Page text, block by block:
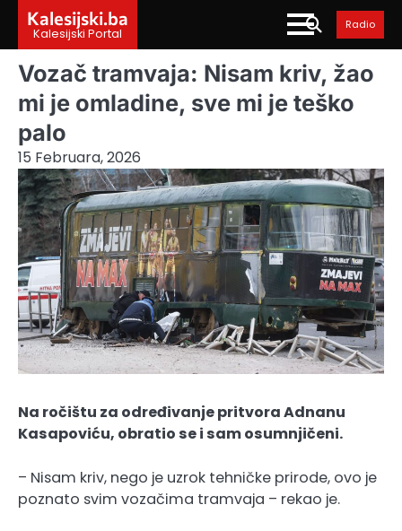
content
Kalesijski.ba
Kalesijski Portal
Radio
Vozač tramvaja: Nisam kriv, žao
mi je omladine, sve mi je teško
palo
15 Februara, 2026
Na ročištu za određivanje pritvora Adnanu
Kasapoviću, obratio se i sam osumnjičeni.
– Nisam kriv, nego je uzrok tehničke prirode, ovo je
poznato svim vozačima tramvaja – rekao je.